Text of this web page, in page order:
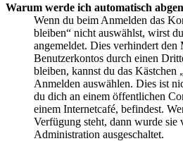
Warum werde ich automatisch
Wenn du beim Anmelden das
bleiben“ nicht auswählst, wirst
angemeldet. Dies verhindert den
Benutzerkontos durch einen
bleiben, kannst du das Kästchen
Anmelden auswählen. Dies ist
du dich an einem öffentlichen
einem Internetcafé, befindest.
Verfügung steht, dann wurde
Administration ausgeschaltet.